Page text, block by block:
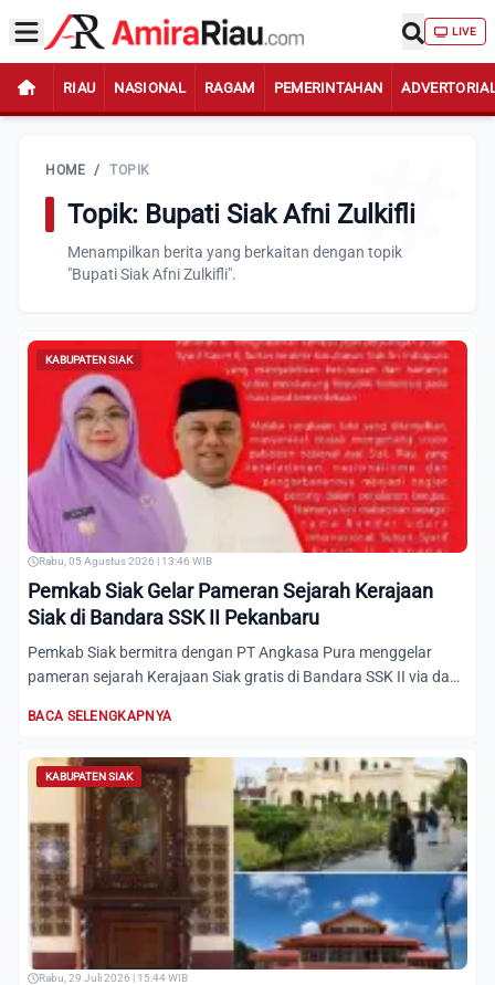
LIVE
RIAU NASIONAL RAGAM PEMERINTAHAN
HOME / TOPIK
Topik: Bupati Siak Afni Zulkifli
Menampilkan berita yang berkaitan dengan topik
"Bupati Siak Afni Zulkifli".
KABUPATEN SIAK
Rabu, 05 Agustus 2026 | 13:46 WIB
Pemkab Siak Gelar Pameran Sejarah Kerajaan
Siak di Bandara SSK II Pekanbaru
Pemkab Siak bermitra dengan PT Angkasa Pura menggelar
pameran sejarah Kerajaan Siak gratis di Bandara SSK II via dana
BACA SELENGKAPNYA
KABUPATEN SIAK
Rabu, 29 Juli 2026 | 15:44 WIB